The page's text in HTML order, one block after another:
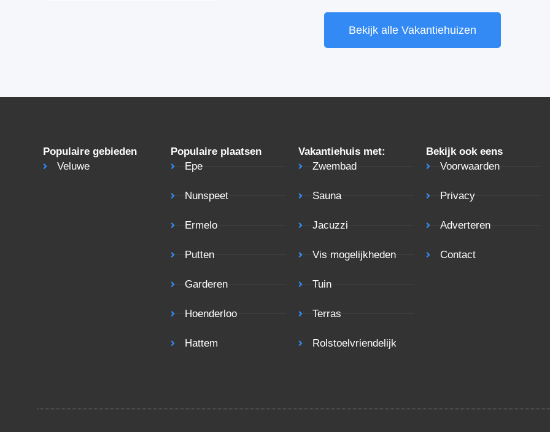
Bekijk alle Vakantiehuizen
Populaire gebieden
Veluwe
Populaire plaatsen
Epe
Nunspeet
Ermelo
Putten
Garderen
Hoenderloo
Hattem
Vakantiehuis met:
Zwembad
Sauna
Jacuzzi
Vis mogelijkheden
Tuin
Terras
Rolstoelvriendelijk
Bekijk ook eens
Voorwaarden
Privacy
Adverteren
Contact